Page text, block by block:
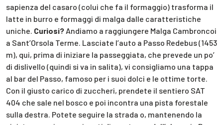
sapienza del casaro (colui che fa il formaggio) trasforma il
latte in burro e formaggi di malga dalle caratteristiche
uniche. Curiosi? Andiamo a raggiungere Malga Cambroncoi
a Sant’Orsola Terme. Lasciate l’auto a Passo Redebus (1453
m), qui, prima di iniziare la passeggiata, che prevede un po’
di dislivello (quindi si va in salita), vi consigliamo una tappa
al bar del Passo, famoso per i suoi dolci e le ottime torte.
Con il giusto carico di zuccheri, prendete il sentiero SAT
404 che sale nel bosco e poi incontra una pista forestale
sulla destra. Potete seguire la strada o, mantenendo la